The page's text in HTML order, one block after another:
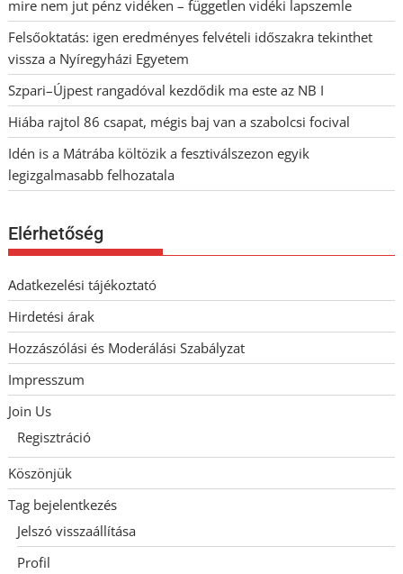
mire nem jut pénz vidéken – független vidéki lapszemle
Felsőoktatás: igen eredményes felvételi időszakra tekinthet
vissza a Nyíregyházi Egyetem
Szpari–Újpest rangadóval kezdődik ma este az NB I
Hiába rajtol 86 csapat, mégis baj van a szabolcsi focival
Idén is a Mátrába költözik a fesztiválszezon egyik
legizgalmasabb felhozatala
Elérhetőség
Adatkezelési tájékoztató
Hirdetési árak
Hozzászólási és Moderálási Szabályzat
Impresszum
Join Us
Regisztráció
Köszönjük
Tag bejelentkezés
Jelszó visszaállítása
Profil